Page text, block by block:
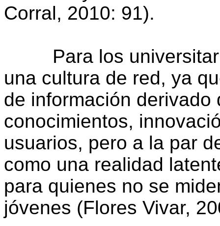
Corral, 2010: 91).
Para los
una cultura de red, ya
de información
conocimientos,
usuarios, pero a la par
como una realidad
para quienes no se
jóvenes (Flores Vivar,